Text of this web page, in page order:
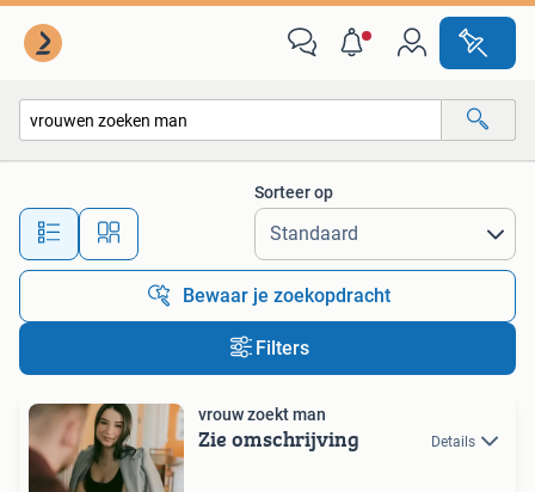
Alle afstanden…
Sorteer op
Bewaar je zoekopdracht
Filters
vrouw zoekt man
Zie omschrijving Details